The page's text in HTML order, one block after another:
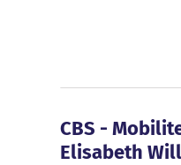
CBS -
CBS -
Elisabeth